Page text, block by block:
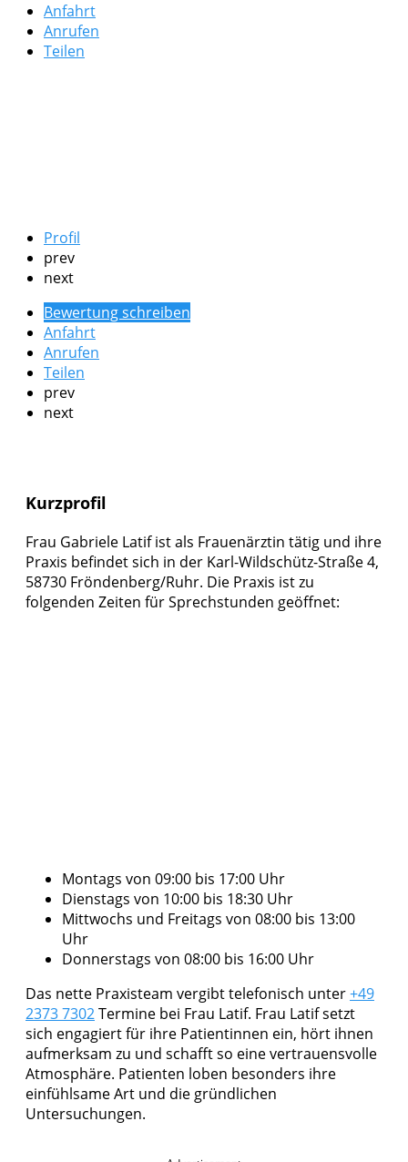
Anfahrt
Anrufen
Teilen
Profil
prev
next
Bewertung schreiben
Anfahrt
Anrufen
Teilen
prev
next
Kurzprofil
Frau Gabriele Latif ist als Frauenärztin tätig und ihre
Praxis befindet sich in der Karl-Wildschütz-Straße 4,
58730 Fröndenberg/Ruhr. Die Praxis ist zu
folgenden Zeiten für Sprechstunden geöffnet:
Montags von 09:00 bis 17:00 Uhr
Dienstags von 10:00 bis 18:30 Uhr
Mittwochs und Freitags von 08:00 bis 13:00
Uhr
Donnerstags von 08:00 bis 16:00 Uhr
Das nette Praxisteam vergibt telefonisch unter+49
2373 7302Termine bei Frau Latif. Frau Latif setzt
sich engagiert für ihre Patientinnen ein, hört ihnen
aufmerksam zu und schafft so eine vertrauensvolle
Atmosphäre. Patienten loben besonders ihre
einfühlsame Art und die gründlichen
Untersuchungen.